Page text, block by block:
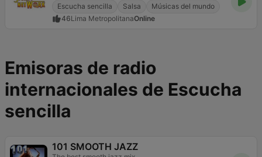
Escucha sencilla
Salsa
Músicas del mundo
46Lima MetropolitanaOnline
Emisoras de radio
internacionales de Escucha
sencilla
101 SMOOTH JAZZ